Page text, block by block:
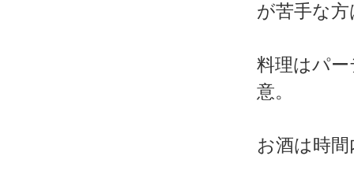
が苦手な
料理はパ
意。
お酒は時